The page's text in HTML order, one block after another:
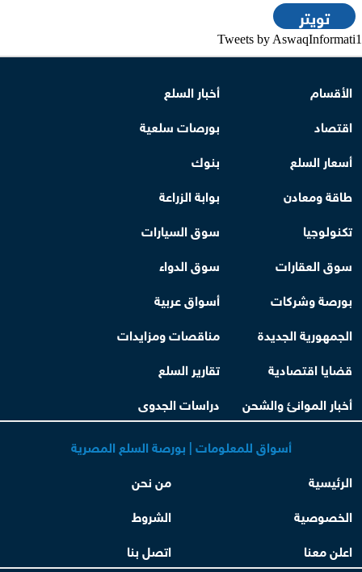
تويتر
Tweets by AswaqInformati1
الأقسام
أخبار السلع
اقتصاد
بورصات سلعية
أسعار السلع
بنوك
طاقة ومعادن
بوابة الزراعة
تكنولوجيا
سوق السيارات
سوق العقارات
سوق الدواء
بورصة وشركات
أسواق عربية
الجمهورية الجديدة
مناقصات ومزايدات
قضايا اقتصادية
تقارير السلع
أخبار الموانئ والشحن
دراسات الجدوى
أسواق للمعلومات | بورصة السلع المصرية
الرئيسية
من نحن
الخصوصية
الشروط
اعلن معنا
اتصل بنا